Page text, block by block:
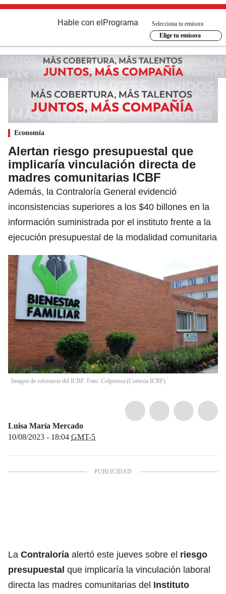
Hable con el Programa
Selecciona tu emisora
Elige tu emisora
Economía
Alertan riesgo presupuestal que
implicaría vinculación directa de
madres comunitarias ICBF
Además, la Contraloría General evidenció
inconsistencias superiores a los $40 billones en la
información suministrada por el instituto frente a la
ejecución presupuestal de la modalidad comunitaria
Imagen de referencia del ICBF. Foto: Colprensa.(Cortesía ICBF)
Luisa María Mercado
10/08/2023 - 18:04 GMT-5
La Contraloría alertó este jueves sobre el riesgo
presupuestal que implicaría la vinculación laboral
directa las madres comunitarias del Instituto